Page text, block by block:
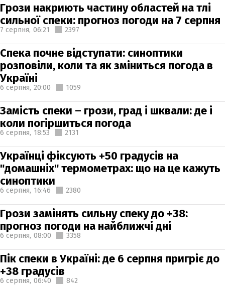
Грози накриють частину областей на тлі
сильної спеки: прогноз погоди на 7 серпня
7 серпня, 06:21 2397
Спека почне відступати: синоптики
розповіли, коли та як зміниться погода в
Україні
6 серпня, 20:00 1059
Замість спеки – грози, град і шквали: де і
коли погіршиться погода
6 серпня, 18:53 2131
Українці фіксують +50 градусів на
"домашніх" термометрах: що на це кажуть
синоптики
6 серпня, 16:46 2380
Грози замінять сильну спеку до +38:
прогноз погоди на найближчі дні
6 серпня, 08:00 3358
Пік спеки в Україні: де 6 серпня пригріє до
+38 градусів
6 серпня, 06:40 842